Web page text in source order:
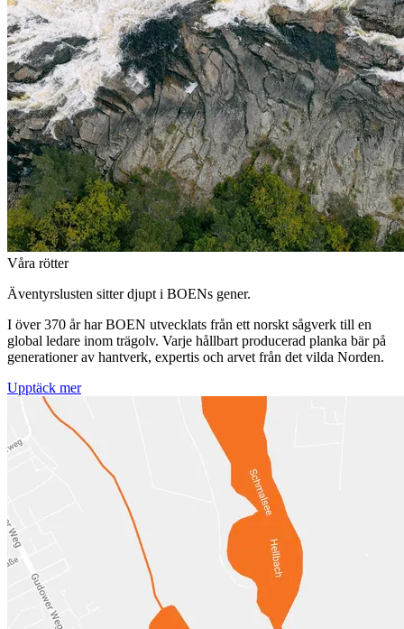
Våra rötter
Äventyrslusten sitter djupt i BOENs gener.
I över 370 år har BOEN utvecklats från ett norskt sågverk till en
global ledare inom trägolv. Varje hållbart producerad planka bär på
generationer av hantverk, expertis och arvet från det vilda Norden.
Upptäck mer